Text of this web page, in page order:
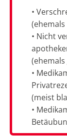
•
(ehemals
• Nicht
•
(meist
•